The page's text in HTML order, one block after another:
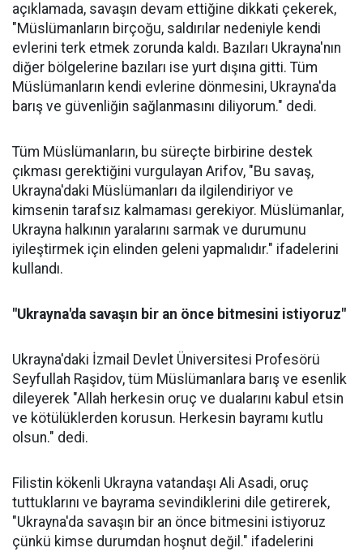
açıklamada, savaşın devam ettiğine dikkati çekerek,
"Müslümanların birçoğu, saldırılar nedeniyle kendi
evlerini terk etmek zorunda kaldı. Bazıları Ukrayna'nın
diğer bölgelerine bazıları ise yurt dışına gitti. Tüm
Müslümanların kendi evlerine dönmesini, Ukrayna'da
barış ve güvenliğin sağlanmasını diliyorum." dedi.
Tüm Müslümanların, bu süreçte birbirine destek
çıkması gerektiğini vurgulayan Arifov, "Bu savaş,
Ukrayna'daki Müslümanları da ilgilendiriyor ve
kimsenin tarafsız kalmaması gerekiyor. Müslümanlar,
Ukrayna halkının yaralarını sarmak ve durumunu
iyileştirmek için elinden geleni yapmalıdır." ifadelerini
kullandı.
"Ukrayna'da savaşın bir an önce bitmesini istiyoruz"
Ukrayna'daki İzmail Devlet Üniversitesi Profesörü
Seyfullah Raşidov, tüm Müslümanlara barış ve esenlik
dileyerek "Allah herkesin oruç ve dualarını kabul etsin
ve kötülüklerden korusun. Herkesin bayramı kutlu
olsun." dedi.
Filistin kökenli Ukrayna vatandaşı Ali Asadi, oruç
tuttuklarını ve bayrama sevindiklerini dile getirerek,
"Ukrayna'da savaşın bir an önce bitmesini istiyoruz
çünkü kimse durumdan hoşnut değil." ifadelerini